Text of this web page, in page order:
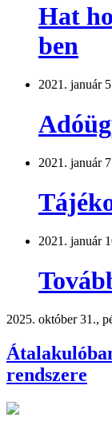
Hat
ben
2021. január
2021. január
2021. január
2025. október 31.,
rendszere